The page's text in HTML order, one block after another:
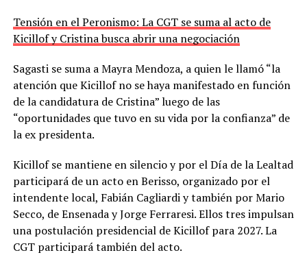
Tensión en el Peronismo: La CGT se suma al acto de
Kicillof y Cristina busca abrir una negociación
Sagasti se suma a Mayra Mendoza, a quien le llamó “la
atención que Kicillof no se haya manifestado en función
de la candidatura de Cristina” luego de las
“oportunidades que tuvo en su vida por la confianza” de
la ex presidenta.
Kicillof se mantiene en silencio y por el Día de la Lealtad
participará de un acto en Berisso, organizado por el
intendente local, Fabián Cagliardi y también por Mario
Secco, de Ensenada y Jorge Ferraresi. Ellos tres impulsan
una postulación presidencial de Kicillof para 2027. La
CGT participará también del acto.